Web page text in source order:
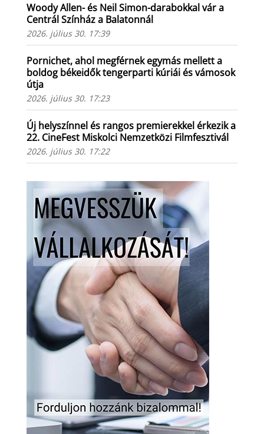
Woody Allen- és Neil Simon-darabokkal vár a
Centrál Színház a Balatonnál
2026. július 30. 17:39
Pornichet, ahol megférnek egymás mellett a
boldog békeidők tengerparti kúriái és vámosok
útja
2026. július 30. 17:23
Új helyszínnel és rangos premierekkel érkezik a
22. CineFest Miskolci Nemzetközi Filmfesztivál
2026. július 30. 17:22